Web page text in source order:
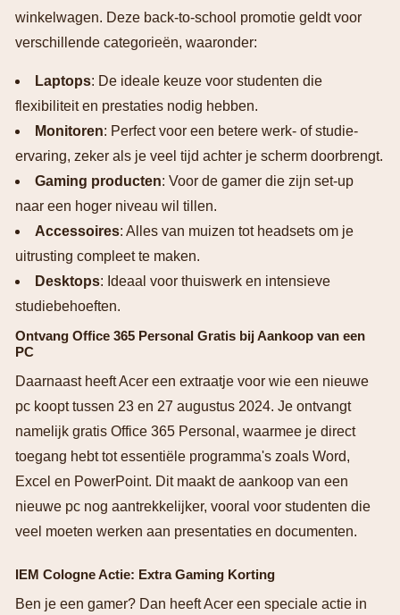
winkelwagen. Deze back-to-school promotie geldt voor
verschillende categorieën, waaronder:
Laptops: De ideale keuze voor studenten die
flexibiliteit en prestaties nodig hebben.
Monitoren: Perfect voor een betere werk- of studie-
ervaring, zeker als je veel tijd achter je scherm doorbrengt.
Gaming producten: Voor de gamer die zijn set-up
naar een hoger niveau wil tillen.
Accessoires: Alles van muizen tot headsets om je
uitrusting compleet te maken.
Desktops: Ideaal voor thuiswerk en intensieve
studiebehoeften.
Ontvang Office 365 Personal Gratis bij Aankoop van een
PC
Daarnaast heeft Acer een extraatje voor wie een nieuwe
pc koopt tussen 23 en 27 augustus 2024. Je ontvangt
namelijk gratis Office 365 Personal, waarmee je direct
toegang hebt tot essentiële programma's zoals Word,
Excel en PowerPoint. Dit maakt de aankoop van een
nieuwe pc nog aantrekkelijker, vooral voor studenten die
veel moeten werken aan presentaties en documenten.
IEM Cologne Actie: Extra Gaming Korting
Ben je een gamer? Dan heeft Acer een speciale actie in